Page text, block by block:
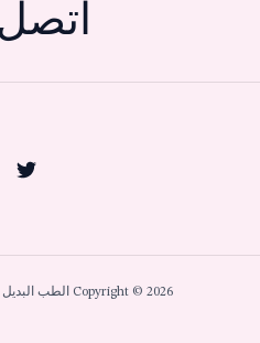
اتصل
Copyright © 2026 الطب البديل | Powered by الطب البديل